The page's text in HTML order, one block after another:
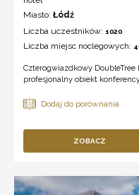
Miasto: Łódź
Liczba uczestników: 1020
Liczba miejsc noclegowych:
Czterogwiazdkowy
profesjonalny obiekt
ZOBACZ